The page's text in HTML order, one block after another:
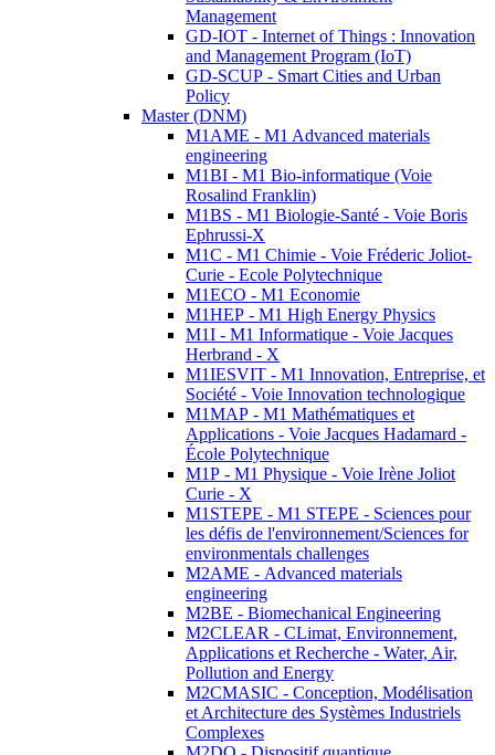
Management
GD-IOT - Internet of Things : Innovation
and Management Program (IoT)
GD-SCUP - Smart Cities and Urban
Policy
Master (DNM)
M1AME - M1 Advanced materials
engineering
M1BI - M1 Bio-informatique (Voie
Rosalind Franklin)
M1BS - M1 Biologie-Santé - Voie Boris
Ephrussi-X
M1C - M1 Chimie - Voie Fréderic Joliot-
Curie - Ecole Polytechnique
M1ECO - M1 Economie
M1HEP - M1 High Energy Physics
M1I - M1 Informatique - Voie Jacques
Herbrand - X
M1IESVIT - M1 Innovation, Entreprise, et
Société - Voie Innovation technologique
M1MAP - M1 Mathématiques et
Applications - Voie Jacques Hadamard -
École Polytechnique
M1P - M1 Physique - Voie Irène Joliot
Curie - X
M1STEPE - M1 STEPE - Sciences pour
les défis de l'environnement/Sciences for
environmentals challenges
M2AME - Advanced materials
engineering
M2BE - Biomechanical Engineering
M2CLEAR - CLimat, Environnement,
Applications et Recherche - Water, Air,
Pollution and Energy
M2CMASIC - Conception, Modélisation
et Architecture des Systèmes Industriels
Complexes